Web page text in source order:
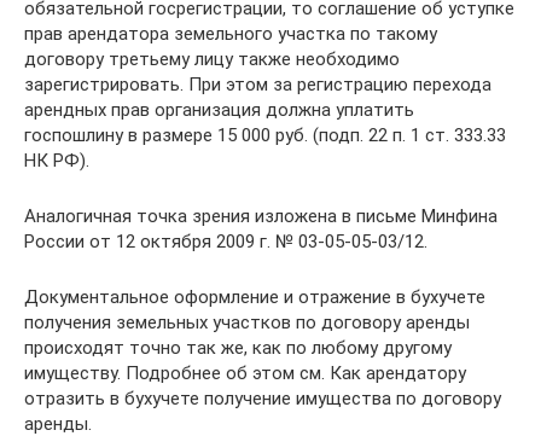
обязательной госрегистрации, то соглашение об уступке
прав арендатора земельного участка по такому
договору третьему лицу также необходимо
зарегистрировать. При этом за регистрацию перехода
арендных прав организация должна уплатить
госпошлину в размере 15 000 руб. (подп. 22 п. 1 ст. 333.33
НК РФ).
Аналогичная точка зрения изложена в письме Минфина
России от 12 октября 2009 г. № 03-05-05-03/12.
Документальное оформление и отражение в бухучете
получения земельных участков по договору аренды
происходят точно так же, как по любому другому
имуществу. Подробнее об этом см. Как арендатору
отразить в бухучете получение имущества по договору
аренды.